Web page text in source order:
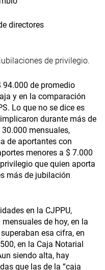
directores
de privilegio.
94.000 de promedio
y en la comparación
Lo que no se dice es
durante más de
mensuales,
de aportantes con
menores a $ 7.000
que quien aporta
más de jubilación
en la CJPPU,
de hoy, en la
esa cifra, en
en la Caja Notarial
siendo alta, hay
que las de la “caja